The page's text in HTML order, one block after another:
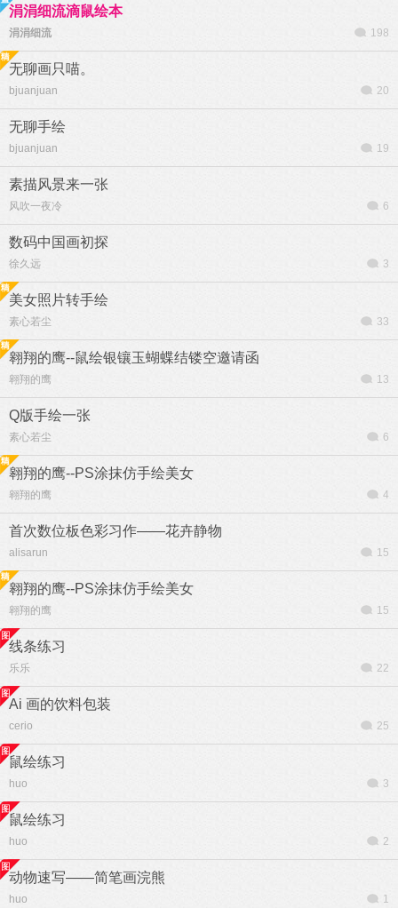
涓涓细流滴鼠绘本
涓涓细流 198
无聊画只喵。
bjuanjuan 20
无聊手绘
bjuanjuan 19
素描风景来一张
风吹一夜冷 6
数码中国画初探
徐久远 3
美女照片转手绘
素心若尘 33
翱翔的鹰--鼠绘银镶玉蝴蝶结镂空邀请函
翱翔的鹰 13
Q版手绘一张
素心若尘 6
翱翔的鹰--PS涂抹仿手绘美女
翱翔的鹰 4
首次数位板色彩习作——花卉静物
alisarun 15
翱翔的鹰--PS涂抹仿手绘美女
翱翔的鹰 15
线条练习
乐乐 22
Ai 画的饮料包装
cerio 25
鼠绘练习
huo 3
鼠绘练习
huo 2
动物速写——简笔画浣熊
huo 1